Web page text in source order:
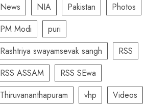
News
NIA Pakistan
Photos
PM Modi
puri
Rashtriya swayamsevak sangh
RSS
RSS ASSAM
RSS SEwa
Thiruvananthapuram
vhp
Videos